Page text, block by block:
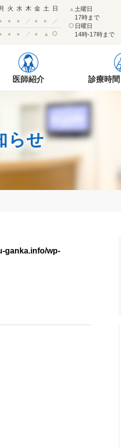
月 火 水 木 金 土
日
● ● ／ ● ●
／
● ● ／ ● ▲
▲ 土曜日
17時まで
日曜日
14時-17時まで
医師紹介 診療時
らせ
ganka.info/wp-